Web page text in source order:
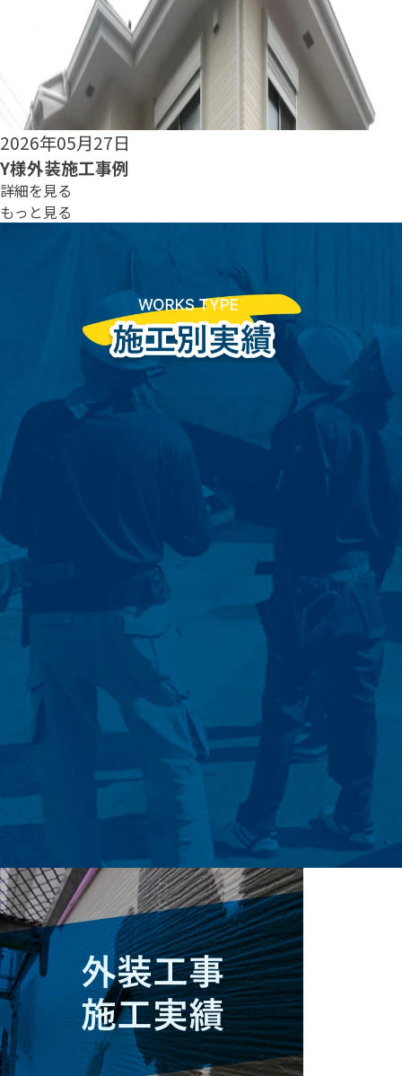
2026年05月25日
S様外装施工事例
詳細を見る
もっと見る